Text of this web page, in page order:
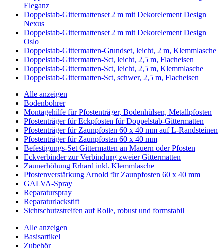
Eleganz
Doppelstab-Gittermattenset 2 m mit Dekorelement Design
Nexus
Doppelstab-Gittermattenset 2 m mit Dekorelement Design
Oslo
Doppelstab-Gittermatten-Grundset, leicht, 2 m, Klemmlasche
Doppelstab-Gittermatten-Set, leicht, 2,5 m, Flacheisen
Doppelstab-Gittermatten-Set, leicht, 2,5 m, Klemmlasche
Doppelstab-Gittermatten-Set, schwer, 2,5 m, Flacheisen
Alle anzeigen
Bodenbohrer
Montagehilfe für Pfostenträger, Bodenhülsen, Metallpfosten
Pfostenträger für Eckpfosten für Doppelstab-Gittermatten
Pfostenträger für Zaunpfosten 60 x 40 mm auf L-Randsteinen
Pfostenträger für Zaunpfosten 60 x 40 mm
Befestigungs-Set Gittermatten an Mauern oder Pfosten
Eckverbinder zur Verbindung zweier Gittermatten
Zaunerhöhung Erhard inkl. Klemmlasche
Pfostenverstärkung Arnold für Zaunpfosten 60 x 40 mm
GALVA-Spray
Reparaturspray
Reparaturlackstift
Sichtschutzstreifen auf Rolle, robust und formstabil
Alle anzeigen
Basisartikel
Zubehör